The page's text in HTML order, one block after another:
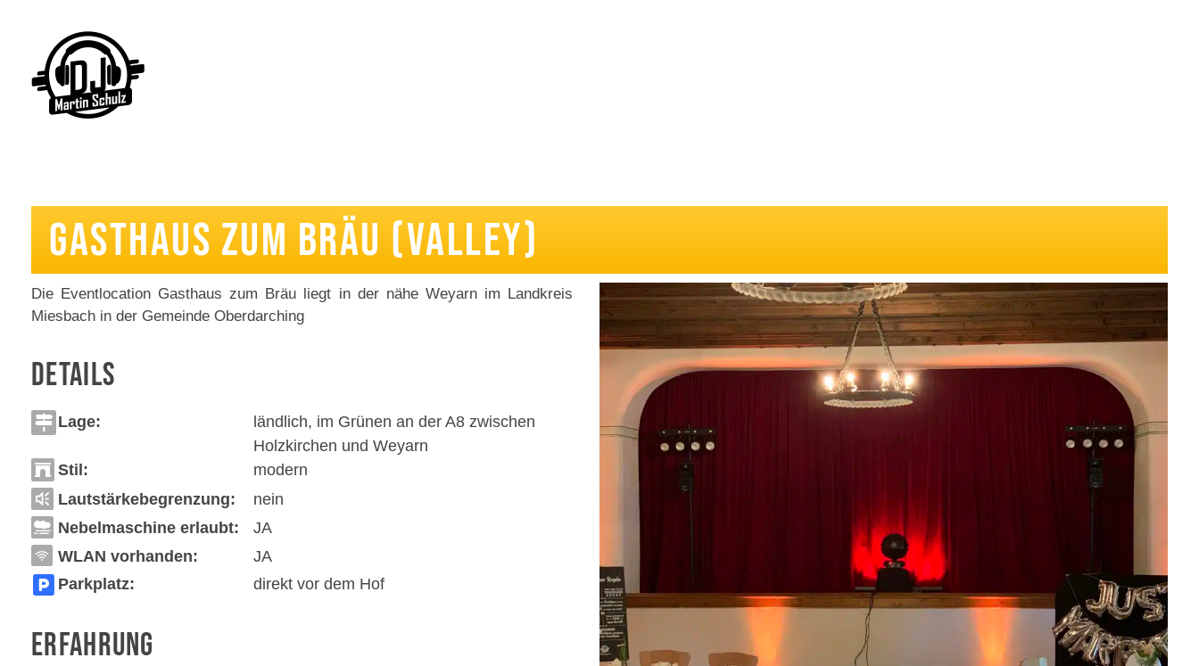
Gasthaus zum Bräu (Valley)
Die Eventlocation Gasthaus zum Bräu liegt in der nähe Weyarn im Landkreis
Miesbach in der Gemeinde Oberdarching
Details
Lage:
ländlich, im Grünen an der A8 zwischen
Holzkirchen und Weyarn
Stil:
modern
Lautstärkebegrenzung:
nein
Nebelmaschine erlaubt:
JA
WLAN vorhanden:
JA
Parkplatz:
direkt vor dem Hof
Erfahrung